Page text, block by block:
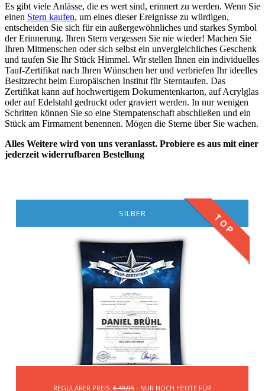
Es gibt viele Anlässe, die es wert sind, erinnert zu werden. Wenn Sie
einen Stern kaufen, um eines dieser Ereignisse zu würdigen,
entscheiden Sie sich für ein außergewöhnliches und starkes Symbol
der Erinnerung. Ihren Stern vergessen Sie nie wieder! Machen Sie
Ihren Mitmenschen oder sich selbst ein unvergleichliches Geschenk
und taufen Sie Ihr Stück Himmel. Wir stellen Ihnen ein individuelles
Tauf-Zertifikat nach Ihren Wünschen her und verbriefen Ihr ideelles
Besitzrecht beim Europäischen Institut für Sterntaufen. Das
Zertifikat kann auf hochwertigem Dokumentenkarton, auf Acrylglas
oder auf Edelstahl gedruckt oder graviert werden. In nur wenigen
Schritten können Sie so eine Sternpatenschaft abschließen und ein
Stück am Firmament benennen. Mögen die Sterne über Sie wachen.
Alles Weitere wird von uns veranlasst. Probiere es aus mit einer
jederzeit widerrufbaren Bestellung
SILBER
REGULÄRER PREIS: € 49,95 - NUR NOCH HEUTE FÜR
TOP